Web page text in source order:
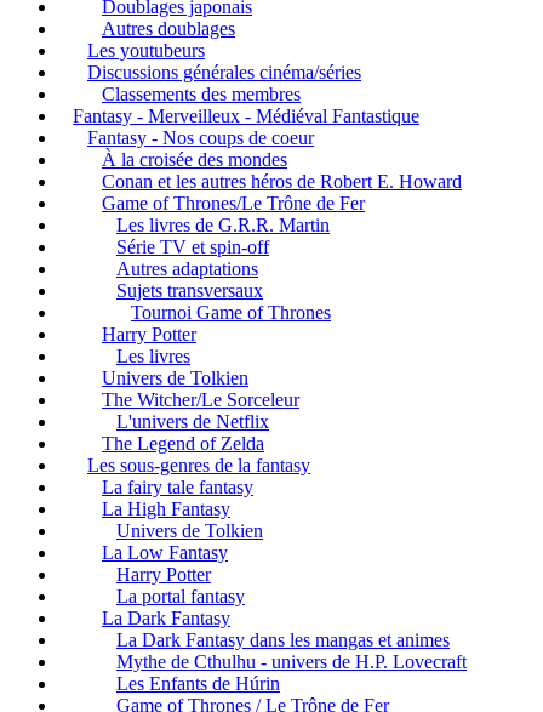
Doublages japonais
Autres doublages
Les youtubeurs
Discussions générales cinéma/séries
Classements des membres
Fantasy - Merveilleux - Médiéval Fantastique
Fantasy - Nos coups de coeur
À la croisée des mondes
Conan et les autres héros de Robert E. Howard
Game of Thrones/Le Trône de Fer
Les livres de G.R.R. Martin
Série TV et spin-off
Autres adaptations
Sujets transversaux
Tournoi Game of Thrones
Harry Potter
Les livres
Univers de Tolkien
The Witcher/Le Sorceleur
L'univers de Netflix
The Legend of Zelda
Les sous-genres de la fantasy
La fairy tale fantasy
La High Fantasy
Univers de Tolkien
La Low Fantasy
Harry Potter
La portal fantasy
La Dark Fantasy
La Dark Fantasy dans les mangas et animes
Mythe de Cthulhu - univers de H.P. Lovecraft
Les Enfants de Húrin
Game of Thrones / Le Trône de Fer